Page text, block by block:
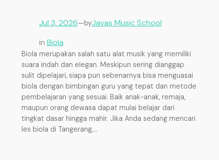
Jul 3, 2026—byJavas Music School
in Biola
Biola merupakan salah satu alat musik yang memiliki
suara indah dan elegan. Meskipun sering dianggap
sulit dipelajari, siapa pun sebenarnya bisa menguasai
biola dengan bimbingan guru yang tepat dan metode
pembelajaran yang sesuai. Baik anak-anak, remaja,
maupun orang dewasa dapat mulai belajar dari
tingkat dasar hingga mahir. Jika Anda sedang mencari
les biola di Tangerang,…